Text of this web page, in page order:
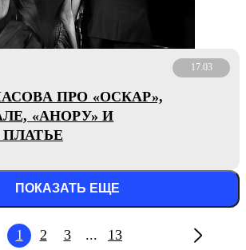
17.03
ПРО «ОСКАР»,
«АНОРУ» И
ПОКАЗАТЬ ЕЩЕ
1 2 3 ... 13